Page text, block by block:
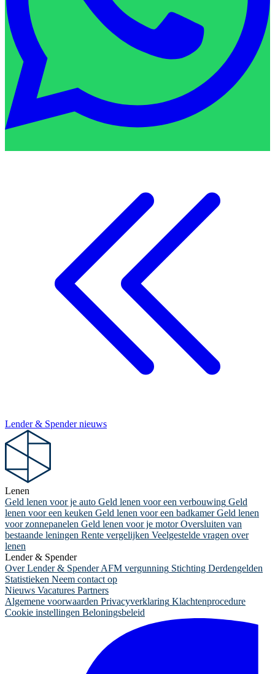
Lender & Spender nieuws
Lenen
Geld lenen voor je auto Geld lenen voor een verbouwing Geld
lenen voor een keuken Geld lenen voor een badkamer Geld lenen
voor zonnepanelen Geld lenen voor je motor Oversluiten van
bestaande leningen Rente vergelijken Veelgestelde vragen over
lenen
Lender & Spender
Over Lender & SpenderAFM vergunning Stichting Derdengelden
Statistieken Neem contact op
Nieuws Vacatures Partners
Algemene voorwaarden Privacyverklaring Klachtenprocedure
Cookie instellingen Beloningsbeleid